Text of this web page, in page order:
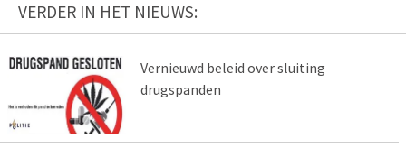
VERDER IN HET NIEUWS:
Vernieuwd beleid over sluiting
drugspanden